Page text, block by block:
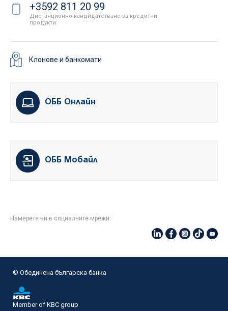
+3592 811 20 99
Дистанционно кандидатстване за кредитни
продукти
Клонове и банкомати
ОББ Онлайн
ОББ Мобайл
Намерете ни в социалните мрежи:
© Oбединена българска банка
Member of KBC group